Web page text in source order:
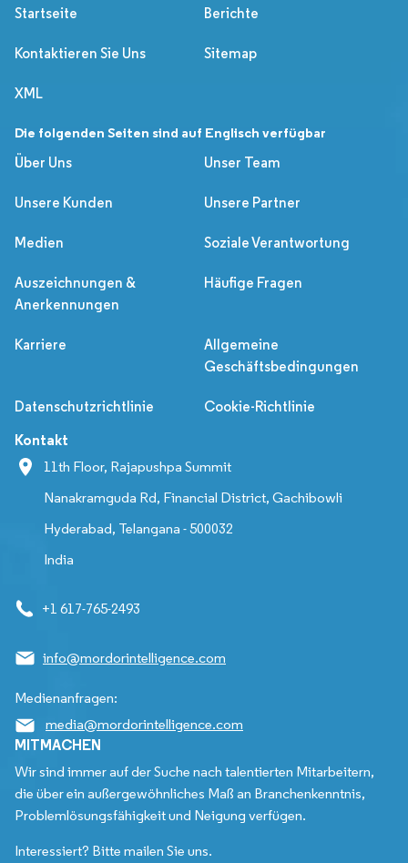
Startseite Berichte
Kontaktieren Sie Uns Sitemap
XML
Die folgenden Seiten sind auf Englisch verfügbar
Über Uns
Unser Team
Unsere Kunden Unsere Partner
Medien Soziale Verantwortung
Auszeichnungen &
Anerkennungen
Häufige Fragen
Karriere
Allgemeine
Geschäftsbedingungen
Datenschutzrichtlinie Cookie-Richtlinie
Kontakt
11th Floor, Rajapushpa Summit
Nanakramguda Rd, Financial District, Gachibowli
Hyderabad, Telangana - 500032
India
+1 617-765-2493
info@mordorintelligence.com
Medienanfragen:
media@mordorintelligence.com
MITMACHEN
Wir sind immer auf der Suche nach talentierten Mitarbeitern,
die über ein außergewöhnliches Maß an Branchenkenntnis,
Problemlösungsfähigkeit und Neigung verfügen.
Interessiert? Bitte mailen Sie uns.